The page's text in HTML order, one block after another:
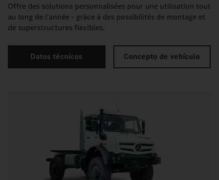
Offre des solutions personnalisées pour une utilisation tout
au long de l'année - grâce à des possibilités de montage et
de superstructures flexibles.
Datos técnicos Concepto de vehículo